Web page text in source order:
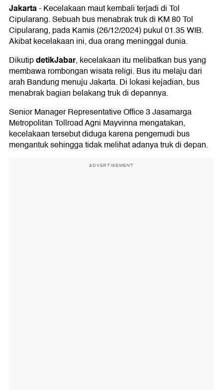
Jakarta-Kecelakaan maut kembali terjadi di Tol
Cipularang. Sebuah bus menabrak truk di KM 80 Tol
Cipularang, pada Kamis (26/12/2024) pukul 01.35 WIB.
Akibat kecelakaan ini, dua orang meninggal dunia.
DikutipdetikJabar, kecelakaan itu melibatkan bus yang
membawa rombongan wisata religi. Bus itu melaju dari
arah Bandung menuju Jakarta. Di lokasi kejadian, bus
menabrak bagian belakang truk di depannya.
Senior Manager Representative Office 3 Jasamarga
Metropolitan Tollroad Agni Mayvinna mengatakan,
kecelakaan tersebut diduga karena pengemudi bus
mengantuk sehingga tidak melihat adanya truk di depan.
ADVERTISEMENT